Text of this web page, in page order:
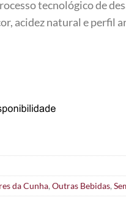
tecnológico de
acidez natural e perfil
da Cunha, Outras Bebidas,